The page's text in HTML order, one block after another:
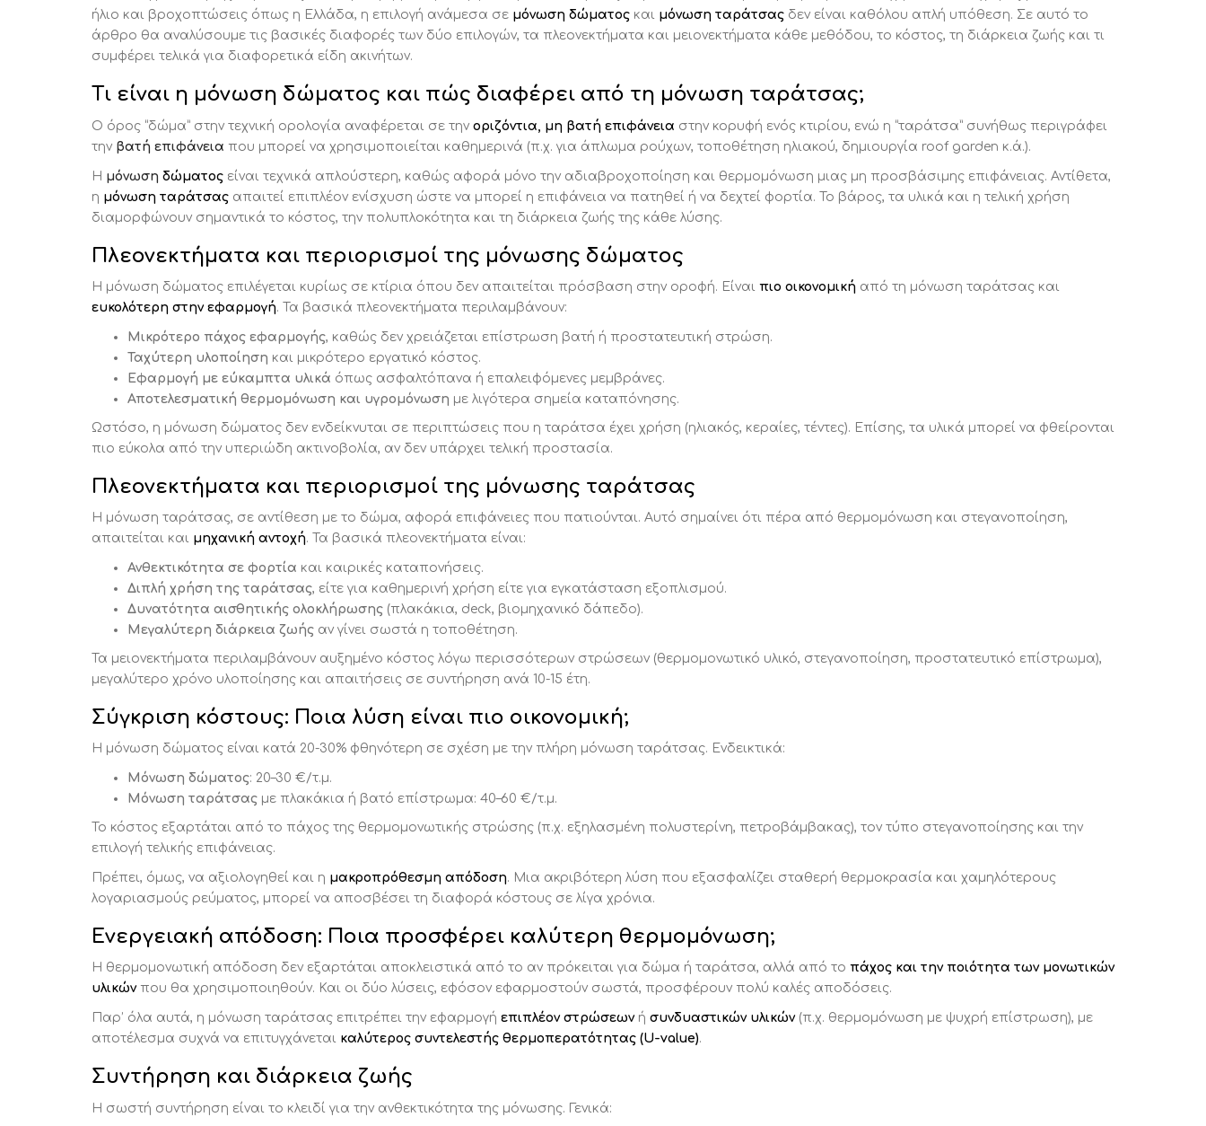
ήλιο και βροχοπτώσεις όπως η Ελλάδα, η επιλογή ανάμεσα σε μόνωση δώματος και μόνωση ταράτσας δεν είναι καθόλου απλή υπόθεση. Σε αυτό το
άρθρο θα αναλύσουμε τις βασικές διαφορές των δύο επιλογών, τα πλεονεκτήματα και μειονεκτήματα κάθε μεθόδου, το κόστος, τη διάρκεια ζωής και τι
συμφέρει τελικά για διαφορετικά είδη ακινήτων.
Τι είναι η μόνωση δώματος και πώς διαφέρει από τη μόνωση ταράτσας;
Ο όρος “δώμα” στην τεχνική ορολογία αναφέρεται σε την οριζόντια, μη βατή επιφάνεια στην κορυφή ενός κτιρίου, ενώ η “ταράτσα” συνήθως περιγράφει
την βατή επιφάνεια που μπορεί να χρησιμοποιείται καθημερινά (π.χ. για άπλωμα ρούχων, τοποθέτηση ηλιακού, δημιουργία roof garden κ.ά.).
Η μόνωση δώματος είναι τεχνικά απλούστερη, καθώς αφορά μόνο την αδιαβροχοποίηση και θερμομόνωση μιας μη προσβάσιμης επιφάνειας. Αντίθετα,
η μόνωση ταράτσας απαιτεί επιπλέον ενίσχυση ώστε να μπορεί η επιφάνεια να πατηθεί ή να δεχτεί φορτία. Το βάρος, τα υλικά και η τελική χρήση
διαμορφώνουν σημαντικά το κόστος, την πολυπλοκότητα και τη διάρκεια ζωής της κάθε λύσης.
Πλεονεκτήματα και περιορισμοί της μόνωσης δώματος
Η μόνωση δώματος επιλέγεται κυρίως σε κτίρια όπου δεν απαιτείται πρόσβαση στην οροφή. Είναι πιο οικονομική από τη μόνωση ταράτσας και
ευκολότερη στην εφαρμογή. Τα βασικά πλεονεκτήματα περιλαμβάνουν:
Μικρότερο πάχος εφαρμογής, καθώς δεν χρειάζεται επίστρωση βατή ή προστατευτική στρώση.
Ταχύτερη υλοποίηση και μικρότερο εργατικό κόστος.
Εφαρμογή με εύκαμπτα υλικά όπως ασφαλτόπανα ή επαλειφόμενες μεμβράνες.
Αποτελεσματική θερμομόνωση και υγρομόνωση με λιγότερα σημεία καταπόνησης.
Ωστόσο, η μόνωση δώματος δεν ενδείκνυται σε περιπτώσεις που η ταράτσα έχει χρήση (ηλιακός, κεραίες, τέντες). Επίσης, τα υλικά μπορεί να φθείρονται
πιο εύκολα από την υπεριώδη ακτινοβολία, αν δεν υπάρχει τελική προστασία.
Πλεονεκτήματα και περιορισμοί της μόνωσης ταράτσας
Η μόνωση ταράτσας, σε αντίθεση με το δώμα, αφορά επιφάνειες που πατιούνται. Αυτό σημαίνει ότι πέρα από θερμομόνωση και στεγανοποίηση,
απαιτείται και μηχανική αντοχή. Τα βασικά πλεονεκτήματα είναι:
Ανθεκτικότητα σε φορτία και καιρικές καταπονήσεις.
Διπλή χρήση της ταράτσας, είτε για καθημερινή χρήση είτε για εγκατάσταση εξοπλισμού.
Δυνατότητα αισθητικής ολοκλήρωσης (πλακάκια, deck, βιομηχανικό δάπεδο).
Μεγαλύτερη διάρκεια ζωής αν γίνει σωστά η τοποθέτηση.
Τα μειονεκτήματα περιλαμβάνουν αυξημένο κόστος λόγω περισσότερων στρώσεων (θερμομονωτικό υλικό, στεγανοποίηση, προστατευτικό επίστρωμα),
μεγαλύτερο χρόνο υλοποίησης και απαιτήσεις σε συντήρηση ανά 10-15 έτη.
Σύγκριση κόστους: Ποια λύση είναι πιο οικονομική;
Η μόνωση δώματος είναι κατά 20-30% φθηνότερη σε σχέση με την πλήρη μόνωση ταράτσας. Ενδεικτικά:
Μόνωση δώματος: 20–30 €/τ.μ.
Μόνωση ταράτσας με πλακάκια ή βατό επίστρωμα: 40–60 €/τ.μ.
Το κόστος εξαρτάται από το πάχος της θερμομονωτικής στρώσης (π.χ. εξηλασμένη πολυστερίνη, πετροβάμβακας), τον τύπο στεγανοποίησης και την
επιλογή τελικής επιφάνειας.
Πρέπει, όμως, να αξιολογηθεί και η μακροπρόθεσμη απόδοση. Μια ακριβότερη λύση που εξασφαλίζει σταθερή θερμοκρασία και χαμηλότερους
λογαριασμούς ρεύματος, μπορεί να αποσβέσει τη διαφορά κόστους σε λίγα χρόνια.
Ενεργειακή απόδοση: Ποια προσφέρει καλύτερη θερμομόνωση;
Η θερμομονωτική απόδοση δεν εξαρτάται αποκλειστικά από το αν πρόκειται για δώμα ή ταράτσα, αλλά από το πάχος και την ποιότητα των μονωτικών
υλικώνπου θα χρησιμοποιηθούν. Και οι δύο λύσεις, εφόσον εφαρμοστούν σωστά, προσφέρουν πολύ καλές αποδόσεις.
Παρ’ όλα αυτά, η μόνωση ταράτσας επιτρέπει την εφαρμογή επιπλέον στρώσεωνή συνδυαστικών υλικών(π.χ. θερμομόνωση με ψυχρή επίστρωση), με
αποτέλεσμα συχνά να επιτυγχάνεται καλύτερος συντελεστής θερμοπερατότητας (U-value).
Συντήρηση και διάρκεια ζωής
Η σωστή συντήρηση είναι το κλειδί για την ανθεκτικότητα της μόνωσης. Γενικά: